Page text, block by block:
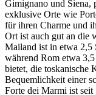
Gimignano und Siena,
exklusive Orte wie
für ihren Charme und
Ort ist auch gut an die
Mailand ist in etwa 2,5
während Rom etwa
bietet, die toskanische
Bequemlichkeit einer
Forte dei Marmi ist seit